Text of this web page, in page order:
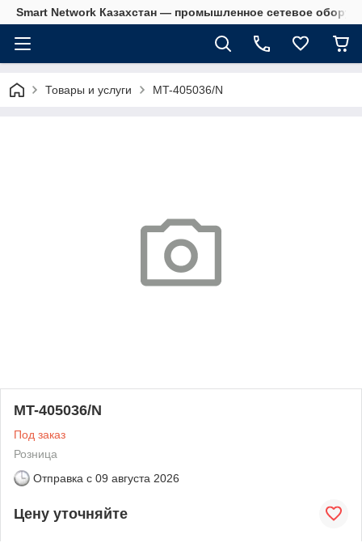
Smart Network Казахстан — промышленное сетевое
Товары и услуги MT-405036/N
MT-405036/N
Под заказ
Розница
Отправка с 09 августа 2026
Цену уточняйте